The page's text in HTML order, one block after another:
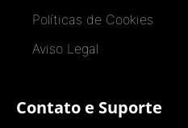
Políticas de Cookies
Aviso Legal
Contato e Suporte